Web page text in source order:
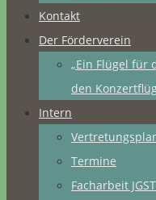
Kontakt
Der Förderverein
„Ein Flügel für
den
Intern
Termine
Facharbeit